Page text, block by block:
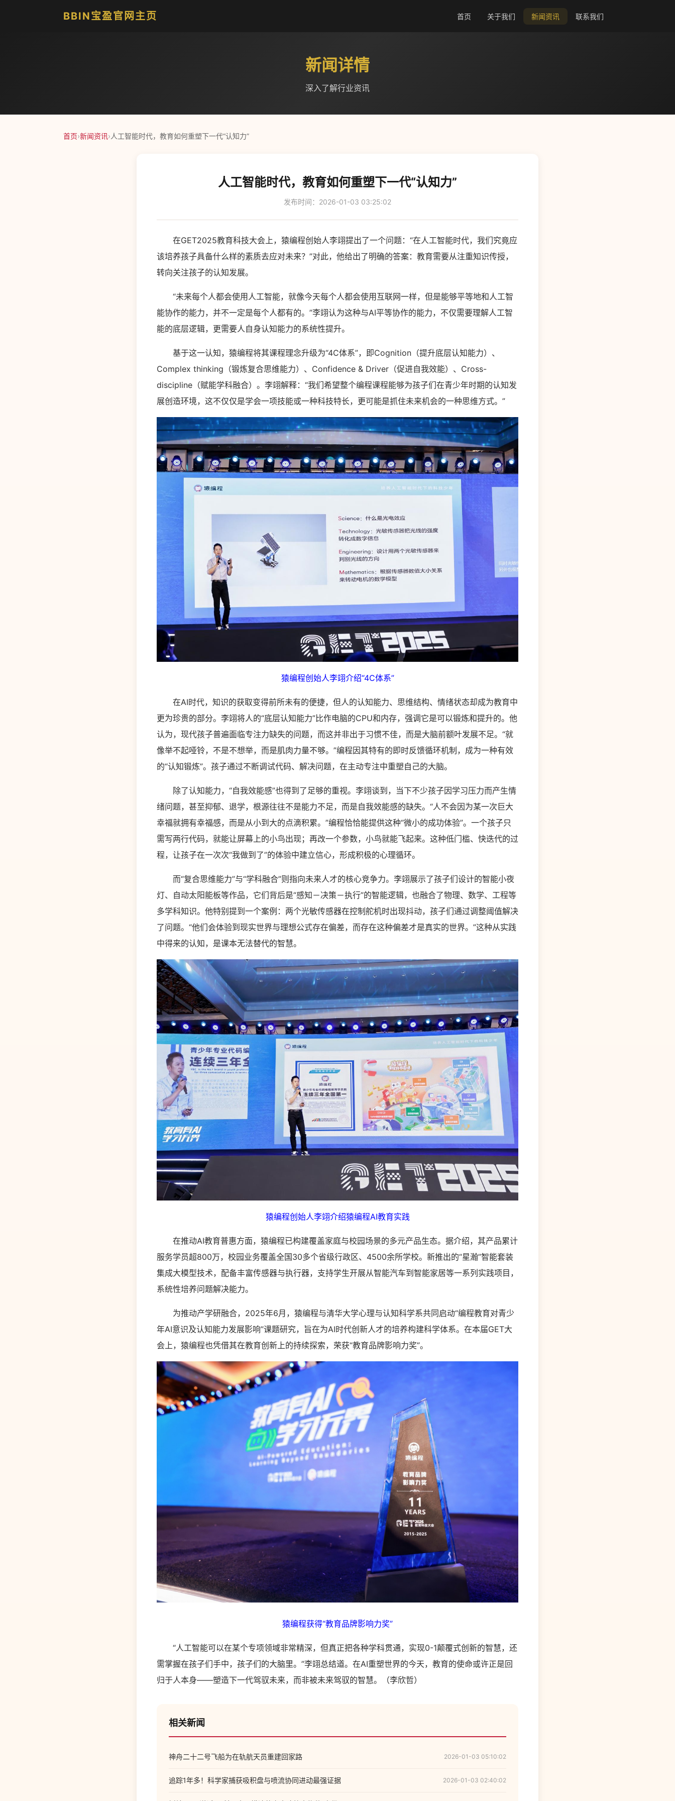
BBIN宝盈官网主页 首页 关于我们 新闻资讯 联系我们
新闻详情
深入了解行业资讯
首页›新闻资讯›人工智能时代，教育如何重塑下一代“认知力”
人工智能时代，教育如何重塑下一代“认知力”
发布时间：2026-01-03 03:25:02
在GET2025教育科技大会上，猿编程创始人李翊提出了一个问题：“在人工智能时代，我们究竟应
该培养孩子具备什么样的素质去应对未来？”对此，他给出了明确的答案：教育需要从注重知识传授，
转向关注孩子的认知发展。
“未来每个人都会使用人工智能，就像今天每个人都会使用互联网一样，但是能够平等地和人工智
能协作的能力，并不一定是每个人都有的。”李翊认为这种与AI平等协作的能力，不仅需要理解人工智
能的底层逻辑，更需要人自身认知能力的系统性提升。
基于这一认知，猿编程将其课程理念升级为“4C体系”，即Cognition（提升底层认知能力）、
Complex thinking（锻炼复合思维能力）、Confidence & Driver（促进自我效能）、Cross-
discipline（赋能学科融合）。李翊解释：“我们希望整个编程课程能够为孩子们在青少年时期的认知发
展创造环境，这不仅仅是学会一项技能或一种科技特长，更可能是抓住未来机会的一种思维方式。”
猿编程创始人李翊介绍“4C体系”
在AI时代，知识的获取变得前所未有的便捷，但人的认知能力、思维结构、情绪状态却成为教育中
更为珍贵的部分。李翊将人的“底层认知能力”比作电脑的CPU和内存，强调它是可以锻炼和提升的。他
认为，现代孩子普遍面临专注力缺失的问题，而这并非出于习惯不佳，而是大脑前额叶发展不足。“就
像举不起哑铃，不是不想举，而是肌肉力量不够。”编程因其特有的即时反馈循环机制，成为一种有效
的“认知锻炼”。孩子通过不断调试代码、解决问题，在主动专注中重塑自己的大脑。
除了认知能力，“自我效能感”也得到了足够的重视。李翊谈到，当下不少孩子因学习压力而产生情
绪问题，甚至抑郁、退学，根源往往不是能力不足，而是自我效能感的缺失。“人不会因为某一次巨大
幸福就拥有幸福感，而是从小到大的点滴积累。”编程恰恰能提供这种“微小的成功体验”。一个孩子只
需写两行代码，就能让屏幕上的小鸟出现；再改一个参数，小鸟就能飞起来。这种低门槛、快迭代的过
程，让孩子在一次次“我做到了”的体验中建立信心，形成积极的心理循环。
而“复合思维能力”与“学科融合”则指向未来人才的核心竞争力。李翊展示了孩子们设计的智能小夜
灯、自动太阳能板等作品，它们背后是“感知－决策－执行”的智能逻辑，也融合了物理、数学、工程等
多学科知识。他特别提到一个案例：两个光敏传感器在控制舵机时出现抖动，孩子们通过调整阈值解决
了问题。“他们会体验到现实世界与理想公式存在偏差，而存在这种偏差才是真实的世界。”这种从实践
中得来的认知，是课本无法替代的智慧。
猿编程创始人李翊介绍猿编程AI教育实践
在推动AI教育普惠方面，猿编程已构建覆盖家庭与校园场景的多元产品生态。据介绍，其产品累计
服务学员超800万，校园业务覆盖全国30多个省级行政区、4500余所学校。新推出的“星瀚”智能套装
集成大模型技术，配备丰富传感器与执行器，支持学生开展从智能汽车到智能家居等一系列实践项目，
系统性培养问题解决能力。
为推动产学研融合，2025年6月，猿编程与清华大学心理与认知科学系共同启动“编程教育对青少
年AI意识及认知能力发展影响”课题研究，旨在为AI时代创新人才的培养构建科学体系。在本届GET大
会上，猿编程也凭借其在教育创新上的持续探索，荣获“教育品牌影响力奖”。
猿编程获得“教育品牌影响力奖”
“人工智能可以在某个专项领域非常精深，但真正把各种学科贯通，实现0-1颠覆式创新的智慧，还
需掌握在孩子们手中，孩子们的大脑里。”李翊总结道。在AI重塑世界的今天，教育的使命或许正是回
归于人本身——塑造下一代驾驭未来，而非被未来驾驭的智慧。（李欣哲）
相关新闻
神舟二十二号飞船为在轨航天员重建回家路 2026-01-03 05:10:02
追踪1年多！科学家捕获吸积盘与喷流协同进动最强证据 2026-01-03 02:40:02